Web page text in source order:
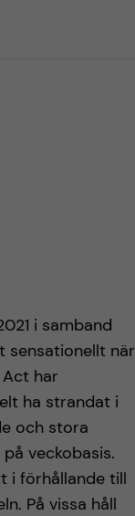
i samband
sensationellt när
har
ha strandat i
och stora
veckobasis.
i förhållande till
På vissa håll